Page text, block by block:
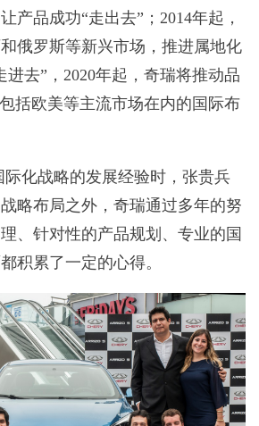
产品成功“走出去”；2014年起，
俄罗斯等新兴市场，推进属地化
进去”，2020年起，奇瑞将推动品
括欧美等主流市场在内的国际布
际化战略的发展经验时，张贵兵
略布局之外，奇瑞通过多年的努
、针对性的产品规划、专业的国
积累了一定的心得。